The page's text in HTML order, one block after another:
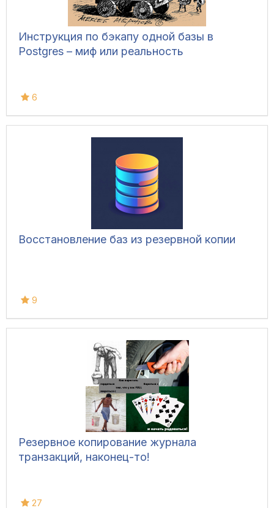
Инструкция по бэкапу одной базы в
Postgres – миф или реальность
6
Восстановление баз из резервной копии
9
Резервное копирование журнала
транзакций, наконец-то!
27